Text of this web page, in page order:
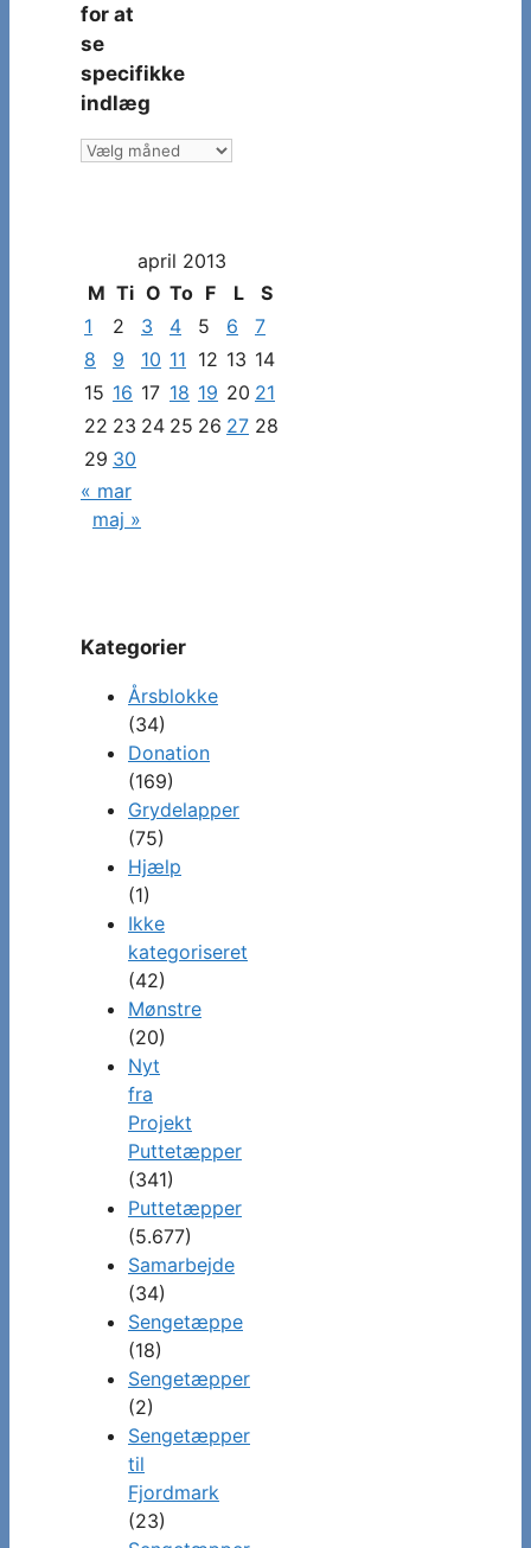
for at
se
specifikke
indlæg
Vælg
at
se
specifikke
indlæg
april 2013
M Ti O To F L
S
1
2 3 4 5 6
7
8
9 10 11 12 13 14
15 16 17 18 19 20 21
22 23 24 25 26 27 28
29 30
« mar
maj »
Kategorier
Årsblokke
(34)
Donation
(169)
Grydelapper
(75)
Hjælp
(1)
Ikke
kategoriseret
(42)
Mønstre
(20)
Nyt
fra
Projekt
Puttetæpper
(341)
Puttetæpper
(5.677)
Samarbejde
(34)
Sengetæppe
(18)
Sengetæpper
(2)
Sengetæpper
til
Fjordmark
(23)